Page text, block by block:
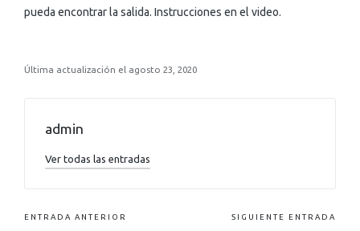
pueda encontrar la salida. Instrucciones en el video.
Última actualización el agosto 23, 2020
admin
Ver todas las entradas
ENTRADA ANTERIOR SIGUIENTE ENTRADA